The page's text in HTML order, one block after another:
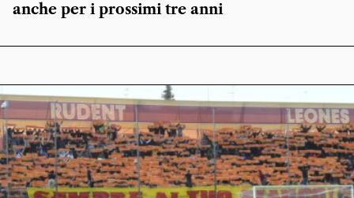
anche per i prossimi tre anni